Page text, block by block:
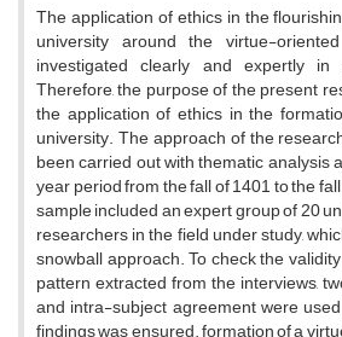
The application of ethics in the
university around the virtue-
investigated clearly and expertly in
Therefore, the purpose of the present
the application of ethics in the
university. The approach of the
been carried out with thematic analysis
year period from the fall of 1401 to the
sample included an expert group of 20
researchers in the field under study,
snowball approach. To check the
pattern extracted from the interviews,
and intra-subject agreement were